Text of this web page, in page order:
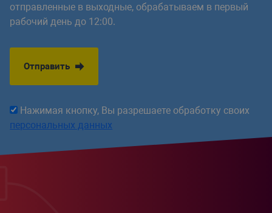
отправленные в выходные, обрабатываем в первый
рабочий день до 12:00.
Отправить
Нажимая кнопку, Вы разрешаете обработку своих
персональных данных